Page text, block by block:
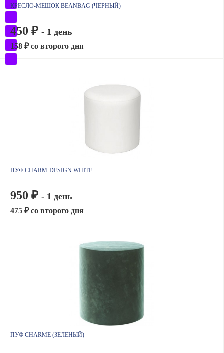
КРЕСЛО-МЕШОК BEANBAG (ЧЕРНЫЙ)
450 ₽ - 1 день
158 ₽ со второго дня
ПУФ CHARM-DESIGN WHITE
950 ₽ - 1 день
475 ₽ со второго дня
ПУФ CHARME (ЗЕЛЕНЫЙ)